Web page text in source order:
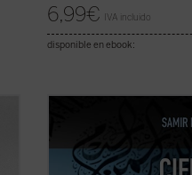
6,99€ IVA incluido
disponible en ebook:
En estos últimos años han
conflictos armados,
atentados terroristas,